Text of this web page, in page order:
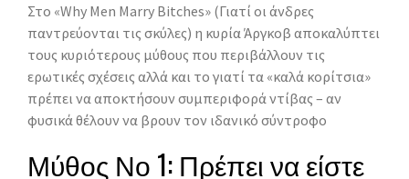
Στο «Why Men Marry Bitches» (Γιατί οι άνδρες
παντρεύονται τις σκύλες) η κυρία Άργκοβ αποκαλύπτει
τους κυριότερους μύθους που περιβάλλουν τις
ερωτικές σχέσεις αλλά και το γιατί τα «καλά κορίτσια»
πρέπει να αποκτήσουν συμπεριφορά ντίβας – αν
φυσικά θέλουν να βρουν τον ιδανικό σύντροφο
Μύθος Νο 1: Πρέπει να είστε